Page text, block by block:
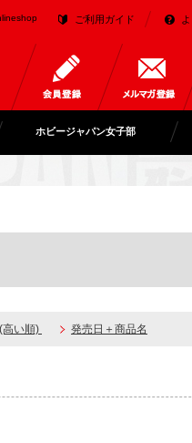
ご利用ガイド
ホビージャパン女子部
高い順) 発売日＋商品名